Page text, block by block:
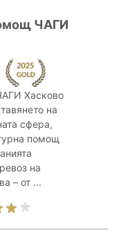
ЧАГИ
Хасково
на
сфера,
помощ
на
– от ...